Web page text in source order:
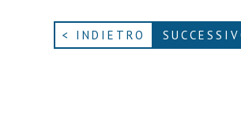
< INDIETRO